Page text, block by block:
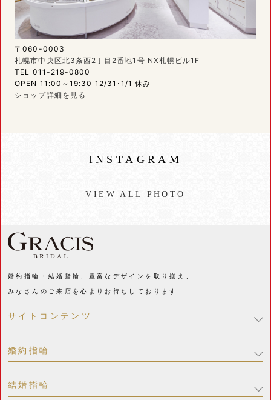
〒060-0003
札幌市中央区北3条西2丁目2番地1号 NX札幌ビル1F
TEL 011-219-0800
OPEN 11:00～19:30 12/31･1/1 休み
ショップ詳細を見る
INSTAGRAM
VIEW ALL PHOTO
婚約指輪・結婚指輪、豊富なデザインを取り揃え、
みなさんのご来店を心よりお待ちしております
サイトコンテンツ
婚約指輪
結婚指輪